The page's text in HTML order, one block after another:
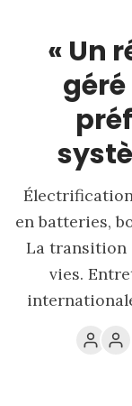
« Un
en batteries,
La transition
vies.